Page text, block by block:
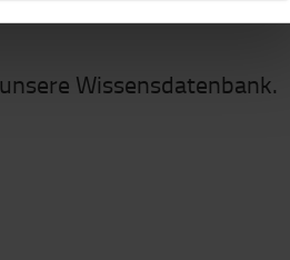
Wissensdatenbank.